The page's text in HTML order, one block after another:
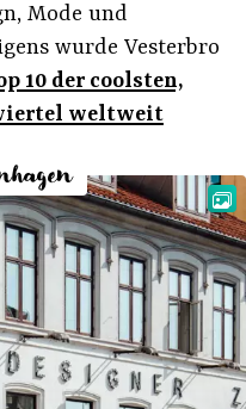
Mode und
wurde Vesterbro
10 der coolsten,
weltweit